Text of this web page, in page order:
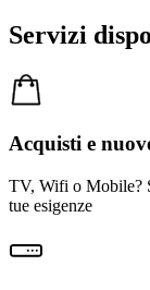
Servizi
Acquisti e
TV, Wifi o Mobile?
tue esigenze